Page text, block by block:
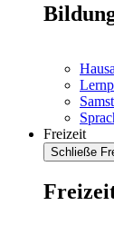
Freizeit
Schließe